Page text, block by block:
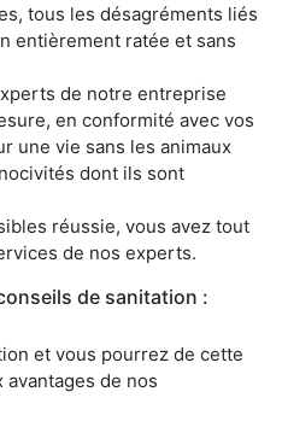
tous les désagréments liés
entièrement ratée et sans
de notre entreprise
en conformité avec vos
une vie sans les animaux
dont ils sont
réussie, vous avez tout
de nos experts.
de sanitation :
et vous pourrez de cette
de nos